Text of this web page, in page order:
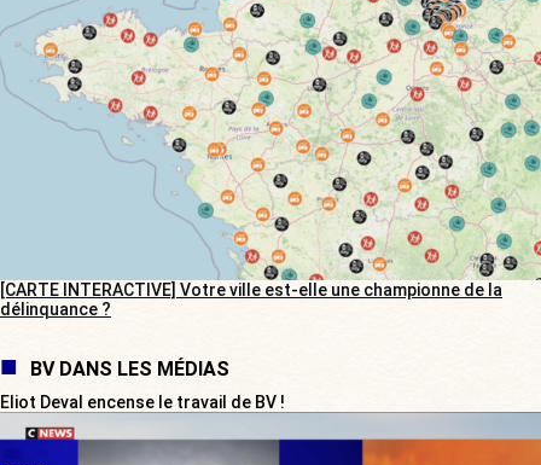
[CARTE INTERACTIVE] Votre ville est-elle une championne de la
délinquance ?
BV DANS LES MÉDIAS
Eliot Deval encense le travail de BV !